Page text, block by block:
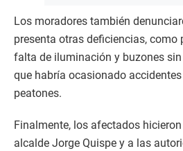
Los moradores también
presenta otras deficiencias, como
falta de iluminación y buzones
que habría ocasionado
peatones.
Finalmente, los afectados
alcalde Jorge Quispe y a las